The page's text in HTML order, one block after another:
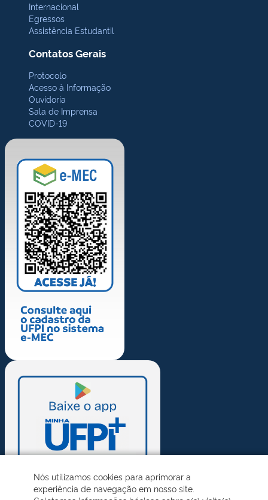
Internacional
Egressos
Assistência Estudantil
Contatos Gerais
Protocolo
Acesso à Informação
Ouvidoria
Sala de Imprensa
COVID-19
Nós utilizamos cookies para aprimorar a
experiência de navegação em nosso site.